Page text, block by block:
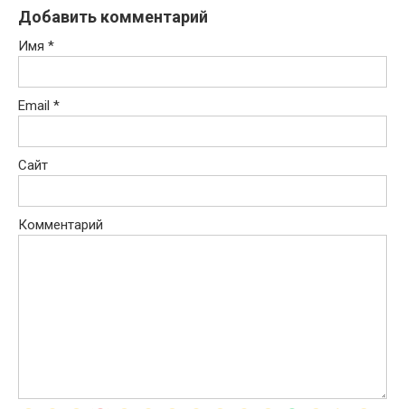
Добавить комментарий
Имя *
Email *
Сайт
Комментарий